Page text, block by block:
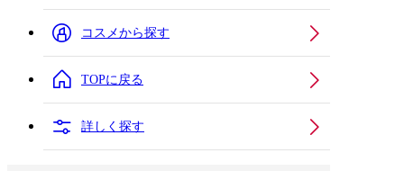
コスメから探す
TOPに戻る
詳しく探す